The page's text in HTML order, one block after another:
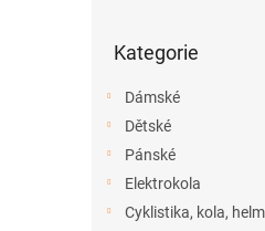
kategorie
Kategorie
Dámské
Dětské
Pánské
Elektrokola
Cyklistika, kola,